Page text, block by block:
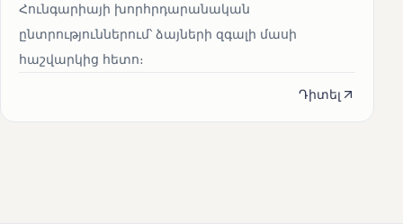
Հունգարիայի խորհրդարանական
ընտրություններում՝ ձայների զգալի մասի
հաշվարկից հետո։
Դիտել